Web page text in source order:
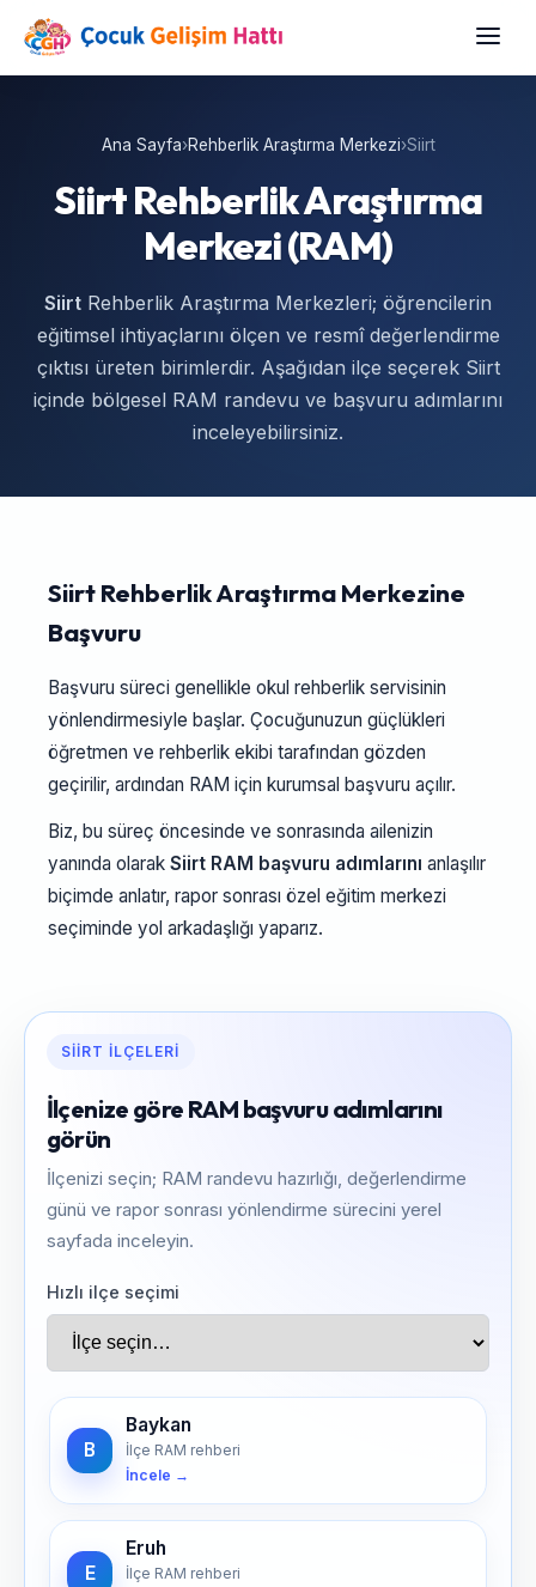
Ana Sayfa›Rehberlik Araştırma Merkezi›Siirt
Siirt Rehberlik Araştırma
Merkezi (RAM)
Siirt Rehberlik Araştırma Merkezleri; öğrencilerin
eğitimsel ihtiyaçlarını ölçen ve resmî değerlendirme
çıktısı üreten birimlerdir. Aşağıdan ilçe seçerek Siirt
içinde bölgesel RAM randevu ve başvuru adımlarını
inceleyebilirsiniz.
Siirt Rehberlik Araştırma Merkezine
Başvuru
Başvuru süreci genellikle okul rehberlik servisinin
yönlendirmesiyle başlar. Çocuğunuzun güçlükleri
öğretmen ve rehberlik ekibi tarafından gözden
geçirilir, ardından RAM için kurumsal başvuru açılır.
Biz, bu süreç öncesinde ve sonrasında ailenizin
yanında olarak Siirt RAM başvuru adımlarını anlaşılır
biçimde anlatır, rapor sonrası özel eğitim merkezi
seçiminde yol arkadaşlığı yaparız.
SIIRT İLÇELERI
İlçenize göre RAM başvuru adımlarını
görün
İlçenizi seçin; RAM randevu hazırlığı, değerlendirme
günü ve rapor sonrası yönlendirme sürecini yerel
sayfada inceleyin.
Hızlı ilçe seçimi
B
Baykan
İlçe RAM rehberi
İncele →
E
Eruh
İlçe RAM rehberi